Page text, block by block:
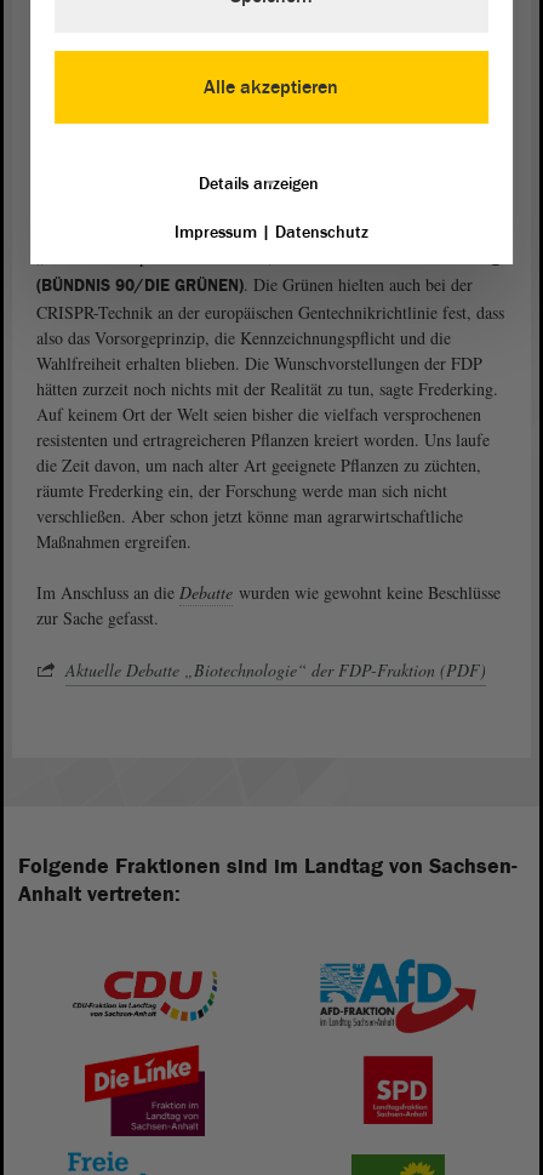
natürlichem Wege hätten entstehen können. Bleibe die
„Uns läuft die Zeit davon“
Die FDP spreche von „grüner Biotechnologie“, um nicht von
(BÜNDNIS 90/DIE GRÜNEN). Die Grünen hielten auch bei der
CRISPR-Technik an der europäischen Gentechnikrichtlinie fest, dass
also das Vorsorgeprinzip, die Kennzeichnungspflicht und die
Wahlfreiheit erhalten blieben. Die Wunschvorstellungen der FDP
hätten zurzeit noch nichts mit der Realität zu tun, sagte Frederking.
Auf keinem Ort der Welt seien bisher die vielfach versprochenen
resistenten und ertragreicheren Pflanzen kreiert worden. Uns laufe
die Zeit davon, um nach alter Art geeignete Pflanzen zu züchten,
räumte Frederking ein, der Forschung werde man sich nicht
verschließen. Aber schon jetzt könne man agrarwirtschaftliche
Maßnahmen ergreifen.
Im Anschluss an die Debatte wurden wie gewohnt keine Beschlüsse
zur Sache gefasst.
Aktuelle Debatte „Biotechnologie“ der FDP-Fraktion (PDF)
Folgende Fraktionen sind im Landtag von Sachsen-
Anhalt vertreten:
Alle akzeptieren
Details anzeigen
Impressum| Datenschutz